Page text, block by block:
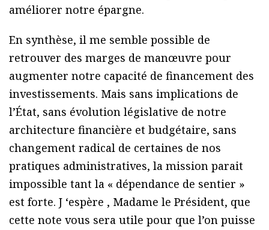
améliorer notre épargne.
En synthèse, il me semble possible de
retrouver des marges de manœuvre pour
augmenter notre capacité de financement des
investissements. Mais sans implications de
l’État, sans évolution législative de notre
architecture financière et budgétaire, sans
changement radical de certaines de nos
pratiques administratives, la mission parait
impossible tant la « dépendance de sentier »
est forte. J ‘espère , Madame le Président, que
cette note vous sera utile pour que l’on puisse